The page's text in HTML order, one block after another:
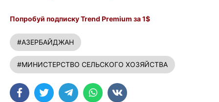
Попробуй подписку Trend Premium за 1$
#АЗЕРБАЙДЖАН
#МИНИСТЕРСТВО СЕЛЬСКОГО ХОЗЯЙСТВА